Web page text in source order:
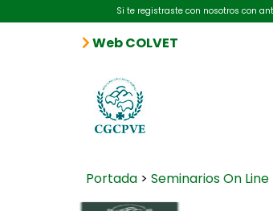
Si te registraste con nosotros con
Web COLVET
Portada > Seminarios On Line